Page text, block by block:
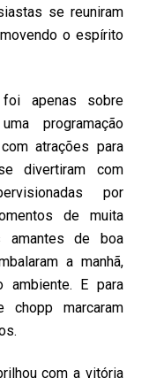
se reuniram
o espírito
apenas sobre
programação
atrações para
divertiram com
por
de muita
amantes de boa
a manhã,
ambiente. E para
chopp marcaram
com a vitória